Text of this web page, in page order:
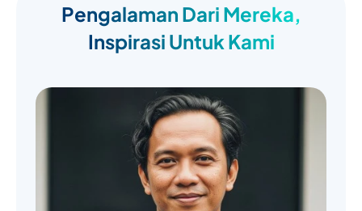
Pengalaman Dari Mereka,
Inspirasi Untuk Kami